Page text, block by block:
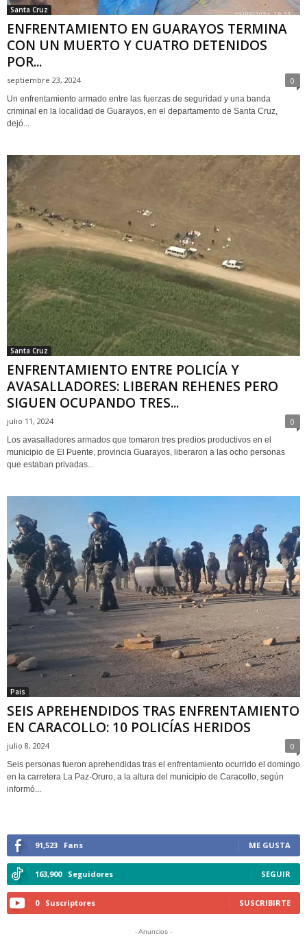
Santa Cruz
ENFRENTAMIENTO EN GUARAYOS TERMINA
CON UN MUERTO Y CUATRO DETENIDOS
POR...
septiembre 23, 2024 0
Un enfrentamiento armado entre las fuerzas de seguridad y una banda
criminal en la localidad de Guarayos, en el departamento de Santa Cruz,
dejó...
Santa Cruz
ENFRENTAMIENTO ENTRE POLICÍA Y
AVASALLADORES: LIBERAN REHENES PERO
SIGUEN OCUPANDO TRES...
julio 11, 2024 0
Los avasalladores armados que tomaron tres predios productivos en el
municipio de El Puente, provincia Guarayos, liberaron a las ocho personas
que estaban privadas...
Pais
SEIS APREHENDIDOS TRAS ENFRENTAMIENTO
EN CARACOLLO: 10 POLICÍAS HERIDOS
julio 8, 2024 0
Seis personas fueron aprehendidas tras el enfrentamiento ocurrido el domingo
en la carretera La Paz-Oruro, a la altura del municipio de Caracollo, según
informó...
91,523 Fans ME GUSTA
163,900 Seguidores SEGUIR
0 Suscriptores SUSCRIBIRTE
- Anuncios -